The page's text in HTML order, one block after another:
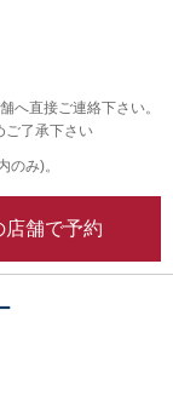
へ直接ご連絡下さい。
ご了承下さい
のみ)。
店舗で予約